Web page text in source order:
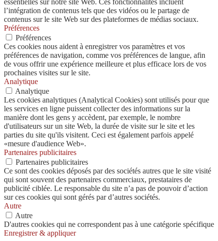
essentielles sur notre site Web. Ces fonctionnalités incluent
l’intégration de contenus tels que des vidéos ou le partage de
contenus sur le site Web sur des plateformes de médias sociaux.
Préférences
Préférences
Ces cookies nous aident à enregistrer vos paramètres et vos
préférences de navigation, comme vos préférences de langue, afin
de vous offrir une expérience meilleure et plus efficace lors de vos
prochaines visites sur le site.
Analytique
Analytique
Les cookies analytiques (Analytical Cookies) sont utilisés pour que
les services en ligne puissent collecter des informations sur la
manière dont les gens y accèdent, par exemple, le nombre
d'utilisateurs sur un site Web, la durée de visite sur le site et les
parties du site qu'ils visitent. Ceci est également parfois appelé
«mesure d'audience Web».
Partenaires publicitaires
Partenaires publicitaires
Ce sont des cookies déposés par des sociétés autres que le site visité
qui sont souvent des partenaires commerciaux, prestataires de
publicité ciblée. Le responsable du site n’a pas de pouvoir d’action
sur ces cookies qui sont gérés par d’autres sociétés.
Autre
Autre
D'autres cookies qui ne correspondent pas à une catégorie spécifique
Enregistrer & appliquer